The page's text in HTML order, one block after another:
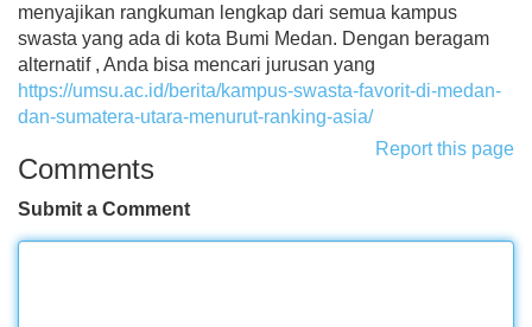
menyajikan rangkuman lengkap dari semua kampus
swasta yang ada di kota Bumi Medan. Dengan beragam
alternatif , Anda bisa mencari jurusan yang
https://umsu.ac.id/berita/kampus-swasta-favorit-di-medan-
dan-sumatera-utara-menurut-ranking-asia/
Report this page
Comments
Submit a Comment